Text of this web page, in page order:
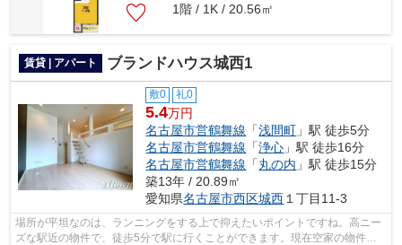
1階 / 1K / 20.56㎡
賃貸 | アパート ブランドハウス城西1
敷0 礼0
5.4万円
名古屋市営鶴舞線 「浅間町 」駅 徒歩5分
名古屋市営鶴舞線 「浄心 」駅 徒歩16分
名古屋市営鶴舞線 「丸の内 」駅 徒歩15分
築13年 / 20.89㎡
愛知県名古屋市西区城西 １丁目11-3
場所が平坦なのは、ランニングをする上で抑えたいポイントですね。高ニー
ズな駅近の物件で、徒歩5分で駅に行くことができます。現在空家の物件で